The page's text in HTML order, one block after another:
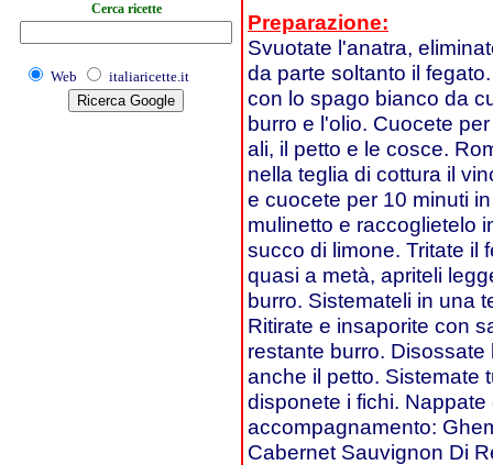
Cerca ricette
Web italiaricette.it
Preparazione:
Svuotate l'anatra,
da parte soltanto il
con lo spago bianco da
burro e l'olio. Cuocete
ali, il petto e le cosce.
nella teglia di cottura il
e cuocete per 10 minuti
mulinetto e raccoglietelo
succo di limone. Tritate il
quasi a metà, apriteli
burro. Sistemateli in una
Ritirate e insaporite con
restante burro.
anche il petto. Sistemate
disponete i fichi.
accompagnamento:
Cabernet Sauvignon Di